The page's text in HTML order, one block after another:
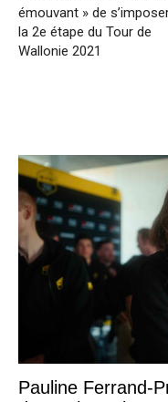
émouvant » de
la 2e étape du Tour de
Wallonie 2021
Pauline Ferrand-